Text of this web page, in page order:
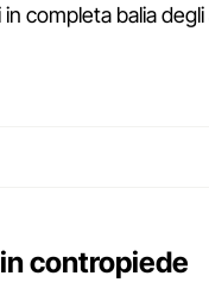
completa balia
contropiede